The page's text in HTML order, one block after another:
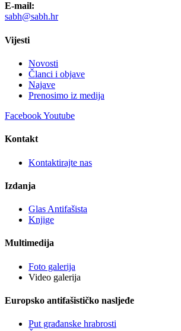
E-mail:
sabh@sabh.hr
Vijesti
Novosti
Članci i objave
Najave
Prenosimo iz medija
FacebookYoutube
Kontakt
Kontaktirajte nas
Izdanja
Glas Antifašista
Knjige
Multimedija
Foto galerija
Video galerija
Europsko antifašističko nasljeđe
Put građanske hrabrosti